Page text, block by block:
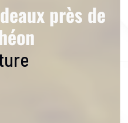
près de